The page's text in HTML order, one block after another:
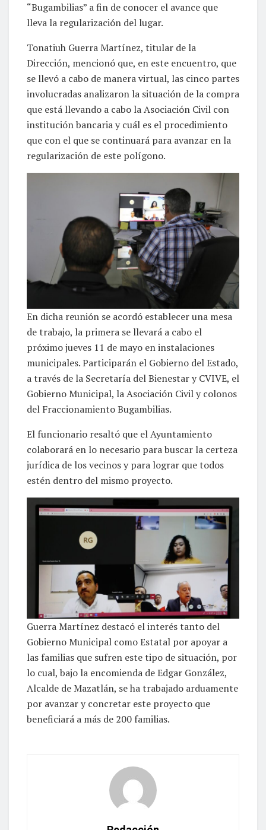
“Bugambilias” a fin de conocer el avance que
lleva la regularización del lugar.
Tonatiuh Guerra Martínez, titular de la
Dirección, mencionó que, en este encuentro, que
se llevó a cabo de manera virtual, las cinco partes
involucradas analizaron la situación de la compra
que está llevando a cabo la Asociación Civil con
institución bancaria y cuál es el procedimiento
que con el que se continuará para avanzar en la
regularización de este polígono.
En dicha reunión se acordó establecer una mesa
de trabajo, la primera se llevará a cabo el
próximo jueves 11 de mayo en instalaciones
municipales. Participarán el Gobierno del Estado,
a través de la Secretaría del Bienestar y CVIVE, el
Gobierno Municipal, la Asociación Civil y colonos
del Fraccionamiento Bugambilias.
El funcionario resaltó que el Ayuntamiento
colaborará en lo necesario para buscar la certeza
jurídica de los vecinos y para lograr que todos
estén dentro del mismo proyecto.
Guerra Martínez destacó el interés tanto del
Gobierno Municipal como Estatal por apoyar a
las familias que sufren este tipo de situación, por
lo cual, bajo la encomienda de Edgar González,
Alcalde de Mazatlán, se ha trabajado arduamente
por avanzar y concretar este proyecto que
beneficiará a más de 200 familias.